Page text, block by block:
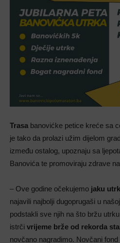
Trasa banovićke petice kreće sa
je tako da prolazi užim dijelom
između ostalog, upoznaju sa
Banovića te promoviraju zdrave
– Ove godine očekujemo jaku
najavili najbolji dugoprugaši u
podstakli sve njih na što bržu
istrči vrijeme brže od rekorda
novčano nagradimo. Novčani